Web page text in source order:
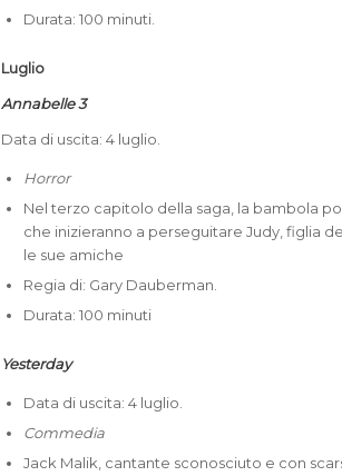
Durata: 100 minuti.
Luglio
Annabelle 3
Data di uscita: 4 luglio.
Horror
Nel terzo capitolo della saga, la bambola
che inizieranno a perseguitare Judy, figlia
le sue amiche
Regia di: Gary Dauberman.
Durata: 100 minuti
Yesterday
Data di uscita: 4 luglio.
Commedia
Jack Malik, cantante sconosciuto e con